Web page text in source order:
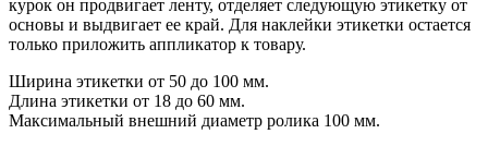
курок он продвигает ленту, отделяет следующую этикетку от
основы и выдвигает ее край. Для наклейки этикетки остается
только приложить аппликатор к товару.
Ширина этикетки от 50 до 100 мм.
Длина этикетки от 18 до 60 мм.
Максимальный внешний диаметр ролика 100 мм.